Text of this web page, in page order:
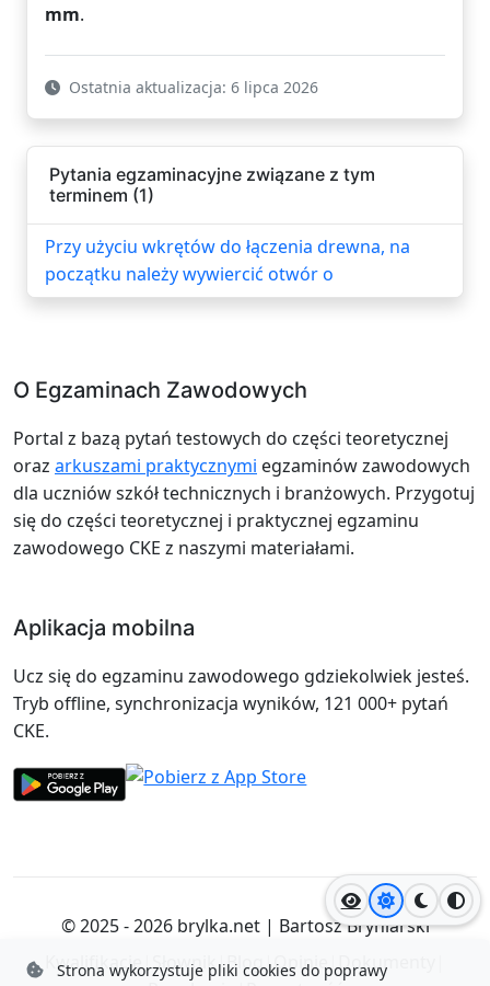
Jasny motyw
Ciemny
mm.
Ostatnia aktualizacja: 6 lipca 2026
Pytania egzaminacyjne związane z tym
terminem (1)
Przy użyciu wkrętów do łączenia drewna, na
początku należy wywiercić otwór o
O Egzaminach Zawodowych
Portal z bazą pytań testowych do części teoretycznej
oraz arkuszami praktycznymi egzaminów zawodowych
dla uczniów szkół technicznych i branżowych. Przygotuj
się do części teoretycznej i praktycznej egzaminu
zawodowego CKE z naszymi materiałami.
Aplikacja mobilna
Ucz się do egzaminu zawodowego gdziekolwiek jesteś.
Tryb offline, synchronizacja wyników, 121 000+ pytań
CKE.
© 2025 - 2026 brylka.net| Bartosz Bryniarski
Kwalifikacje|Słownik|Blog|Opinie|Dokumenty
Strona wykorzystuje pliki cookies do poprawy